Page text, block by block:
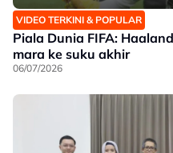
VIDEO TERKINI & POPULAR
Piala Dunia FIFA:
mara ke suku akhir
06/07/2026